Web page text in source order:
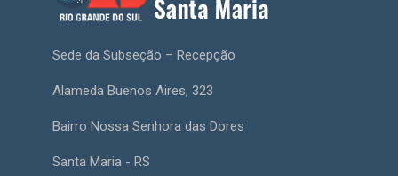
Sede da Subseção – Recepção
Alameda Buenos Aires, 323
Bairro Nossa Senhora das Dores
Santa Maria - RS